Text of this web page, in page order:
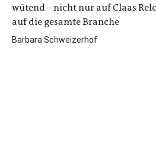
wütend – nicht nur auf Claas
auf die gesamte Branche
Barbara Schweizerhof